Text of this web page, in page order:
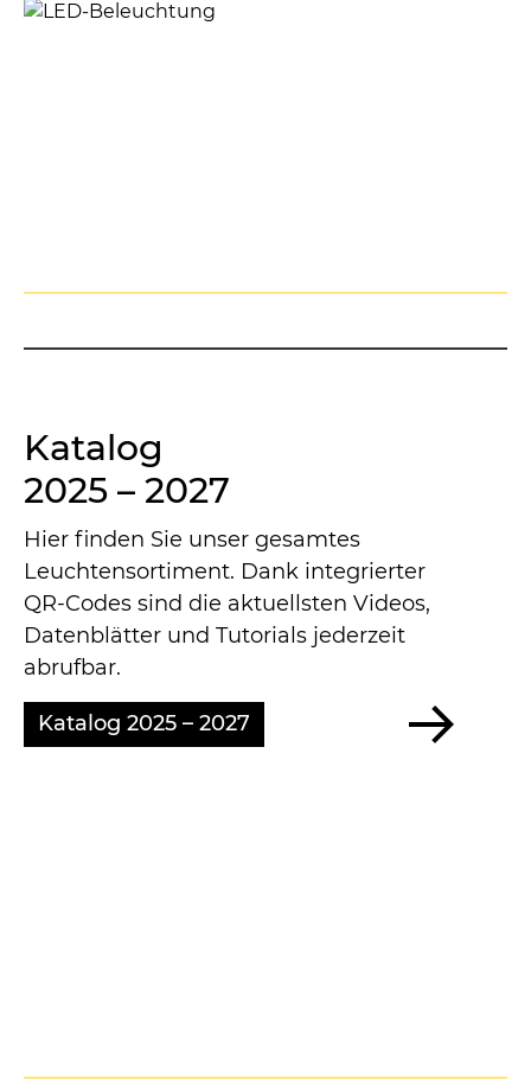
Katalog
2025 – 2027
Hier finden Sie unser gesamtes
Leuchtensortiment. Dank integrierter
QR-Codes sind die aktuellsten Videos,
Datenblätter und Tutorials jederzeit
abrufbar.
Katalog 2025 – 2027